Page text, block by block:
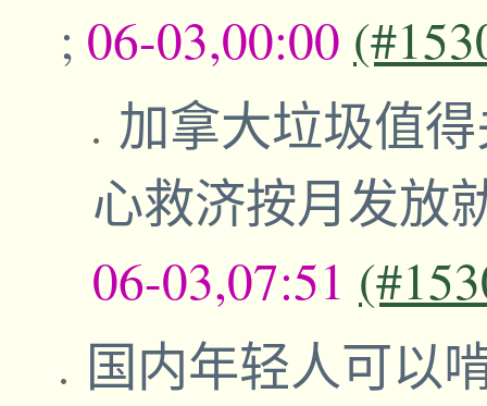
; 06-03,00:00
加拿大垃圾值
心救济按月发放
06-03,07:51
国内年轻人可以